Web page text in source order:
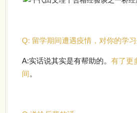
Q: 留学期间遭遇疫情，对你的学
A:实话说其实是有帮助的。有了更
间。